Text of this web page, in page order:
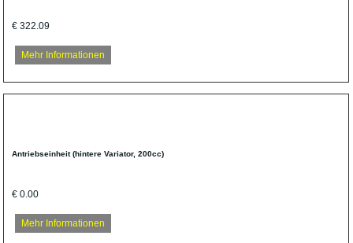
€ 322.09
Mehr Informationen
Antriebseinheit (hintere Variator, 200cc)
€ 0.00
Mehr Informationen